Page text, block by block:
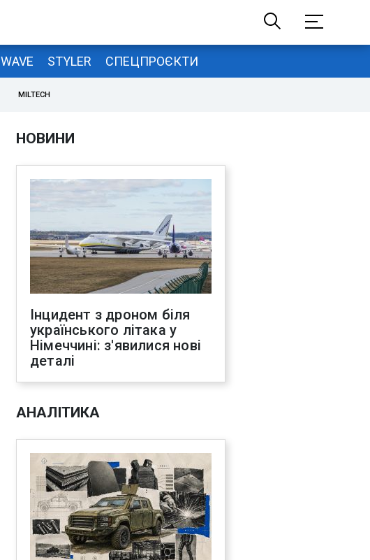
WAVE STYLER СПЕЦПРОЄКТИ
MILTECH
НОВИНИ
Інцидент з дроном біля
українського літака у
Німеччині: з'явилися нові
деталі
АНАЛІТИКА